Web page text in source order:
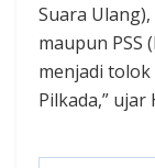
Suara
maupun PSS
menjadi
Pilkada,” ujar